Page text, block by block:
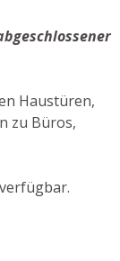
Haustüren,
zu Büros,